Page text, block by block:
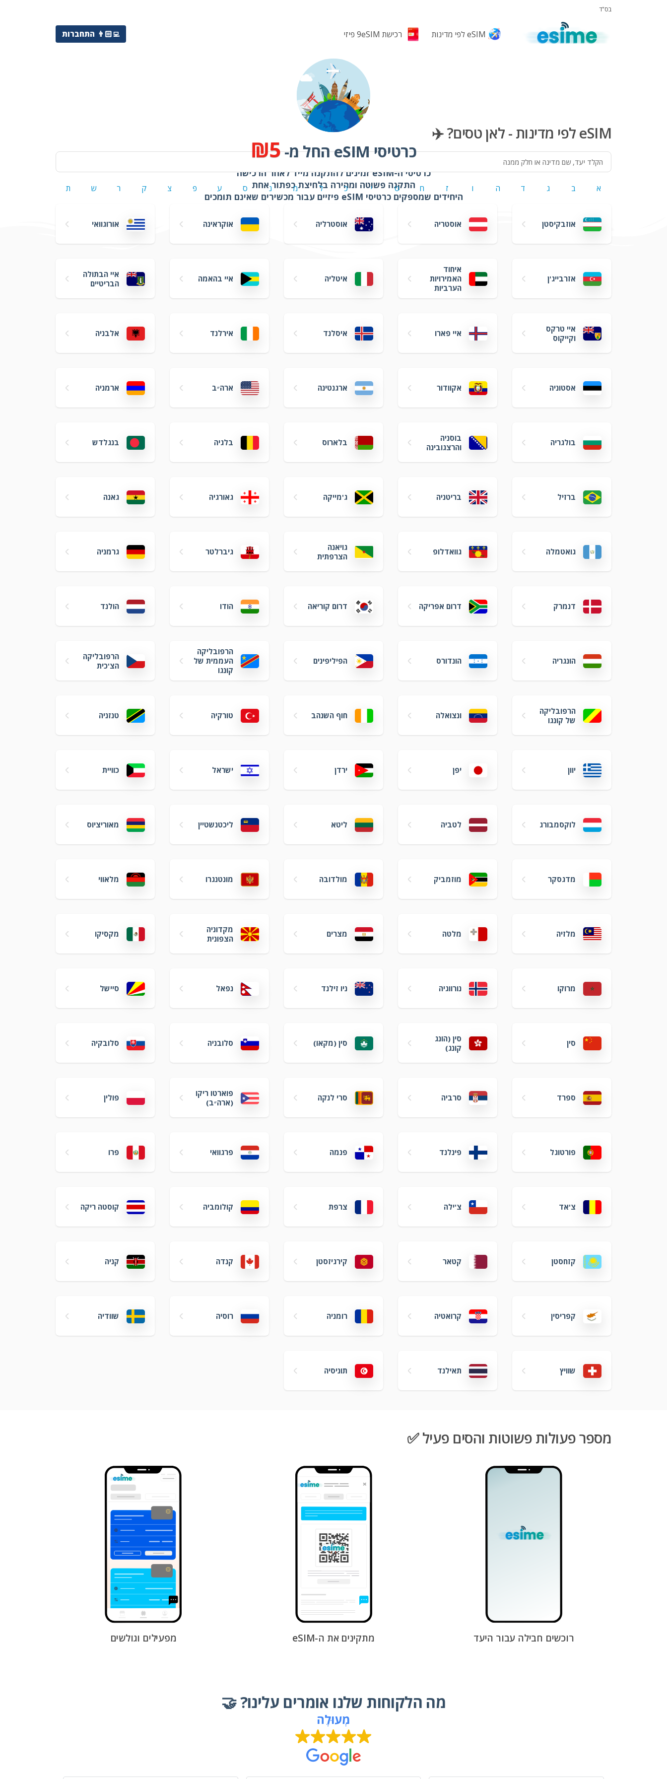
בס"ד
eSIM לפי מדינות רכישת 9eSIM פיזי 👨🏻‍💻 התחברות
כרטיסי eSIM החל מ- ₪5
כרטיסי ה-eSIM זמינים להתקנה מייד לאחר הרכישה
התקנה פשוטה ומהירה בלחיצת כפתור אחת
היחידים שמספקים כרטיסי eSIM פיזיים עבור מכשירים שאינם תומכים
eSIM לפי מדינות - לאן טסים? ✈️
א ב ג ד ה ו ז ח ט י כ ל מ נ ס ע פ צ ק ר ש ת
אוזבקיסטן אוסטריה אוסטרליה אוקראינה אורוגוואי
אזרבייג'ן
איחוד
האמירויות
הערביות
איטליה איי בהאמה
איי הבתולה
הבריטיים
איי טרקס
וקייקוס
איי פארו איסלנד אירלנד אלבניה
אסטוניה אקוודור ארגנטינה ארה״ב ארמניה
בולגריה
בוסניה
והרצגובינה
בלארוס בלגיה בנגלדש
ברזיל בריטניה ג'מייקה גאורגיה גאנה
גואטמלה גוואדלופ
גויאנה
הצרפתית
גיברלטר גרמניה
דנמרק דרום אפריקה דרום קוריאה הודו הולנד
הונגריה הונדורס הפיליפינים
הרפובליקה
העממית של
קונגו
הרפובליקה
הצ'כית
הרפובליקה
של קונגו
ונצואלה חוף השנהב טורקיה טנזניה
יוון יפן ירדן ישראל כוויית
לוקסמבורג לטביה ליטא ליכטנשטיין מאוריציוס
מדגסקר מוזמביק מולדובה מונטנגרו מלאווי
מלזיה מלטה מצרים
מקדוניה
הצפונית
מקסיקו
מרוקו נורווגיה ניו זילנד נפאל סיישל
סין
סין (הונג
קונג)
סין (מקאו) סלובניה סלובקיה
ספרד סרביה סרי לנקה
פוארטו ריקו
(ארה״ב)
פולין
פורטוגל פינלנד פנמה פרגוואי פרו
צ'אד צ'ילה צרפת קולומביה קוסטה ריקה
קזחסטן קטאר קירגיזסטן קנדה קניה
קפריסין קרואטיה רומניה רוסיה שוודיה
שוויץ תאילנד תוניסיה
מספר פעולות פשוטות והסים פעיל ✅
רוכשים חבילה עבור היעד מתקינים את ה-eSIM מפעילים וגולשים
מה הלקוחות שלנו אומרים עלינו? 🤝
מְעוּלֶה